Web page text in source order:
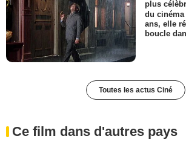
plus
du
ans, elle
boucle
Toutes les actus Ciné
Ce film dans d'autres pays